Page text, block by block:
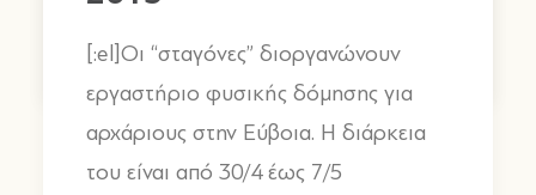
[:el]Οι “σταγόνες” διοργανώνουν
εργαστήριο φυσικής δόμησης για
αρχάριους στην Εύβοια. Η διάρκεια
του είναι από 30/4 έως 7/5